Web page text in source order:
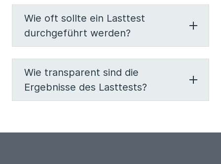
Wie oft sollte ein Lasttest
durchgeführt werden?
Wie transparent sind die
Ergebnisse des Lasttests?